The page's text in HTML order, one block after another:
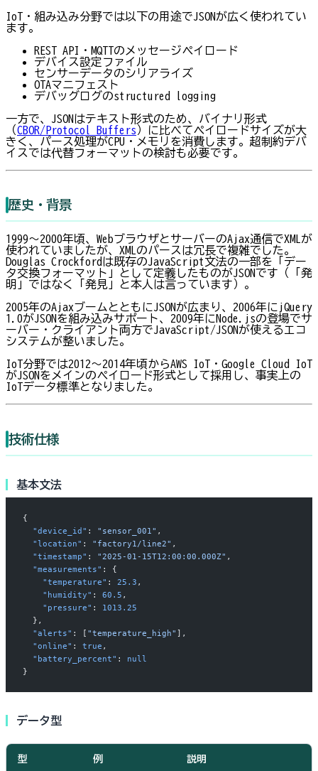
IoT・組み込み分野では以下の用途でJSONが広く使われてい
ます。
REST API・MQTTのメッセージペイロード
デバイス設定ファイル
センサーデータのシリアライズ
OTAマニフェスト
デバッグログのstructured logging
一方で、JSONはテキスト形式のため、バイナリ形式
（CBOR/Protocol Buffers）に比べてペイロードサイズが大
きく、パース処理がCPU・メモリを消費します。超制約デバ
イスでは代替フォーマットの検討も必要です。
歴史・背景
1999〜2000年頃、WebブラウザとサーバーのAjax通信でXMLが
使われていましたが、XMLのパースは冗長で複雑でした。
Douglas Crockfordは既存のJavaScript文法の一部を「デー
タ交換フォーマット」として定義したものがJSONです（「発
明」ではなく「発見」と本人は言っています）。
2005年のAjaxブームとともにJSONが広まり、2006年にjQuery
1.0がJSONを組み込みサポート、2009年にNode.jsの登場でサ
ーバー・クライアント両方でJavaScript/JSONが使えるエコ
システムが整いました。
IoT分野では2012〜2014年頃からAWS IoT・Google Cloud IoT
がJSONをメインのペイロード形式として採用し、事実上の
IoTデータ標準となりました。
技術仕様
基本文法
{
  "device_id"
: "sensor_001" ,
  "location"
: "factory1/line2" ,
  "timestamp"
: "2025-01-15T12:00:00.000Z" ,
  "measurements"
: {
    "temperature"
: 25.3 ,
    "humidity"
: 60.5 ,
    "pressure"
: 1013.25
  },
  "alerts"
: [ "temperature_high" ],
  "online"
: true ,
  "battery_percent"
: null
}
データ型
型 例 説明